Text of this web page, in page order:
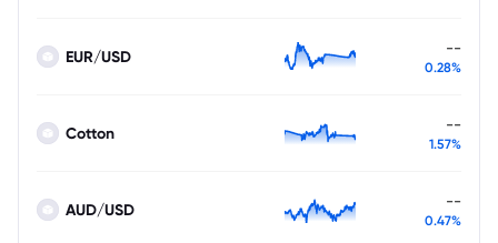
EUR/USD --
0.28%
Cotton --
1.57%
AUD/USD --
0.47%